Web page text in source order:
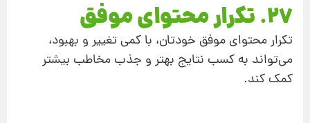
27. تکرار محتوای موفق
تکرار محتوای موفق خودتان، با کمی تغییر و بهبود،
می‌تواند به کسب نتایج بهتر و جذب مخاطب بیشتر
کمک کند.